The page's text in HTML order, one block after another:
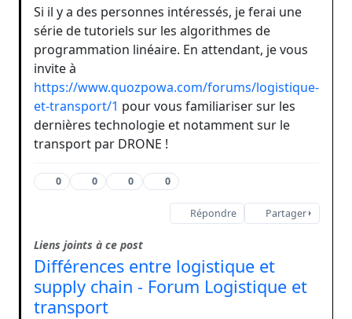
Si il y a des personnes intéressés, je ferai une
série de tutoriels sur les algorithmes de
programmation linéaire. En attendant, je vous
invite à
https://www.quozpowa.com/forums/logistique-
et-transport/1 pour vous familiariser sur les
dernières technologie et notamment sur le
transport par DRONE !
0 0 0 0
Répondre Partager
Liens joints à ce post
Différences entre logistique et
supply chain - Forum Logistique et
transport